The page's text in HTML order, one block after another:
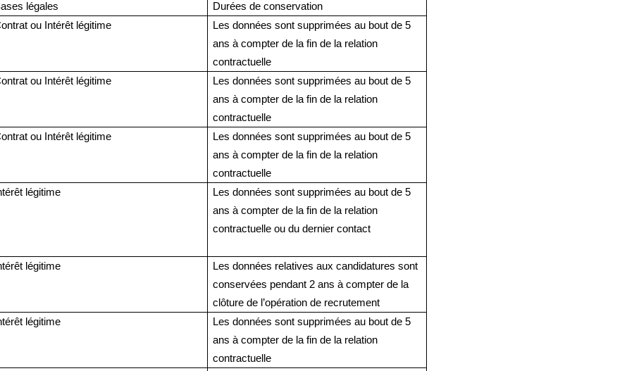
s légales Durées de conservation
ou Intérêt légitime
Les données sont supprimées au bout de 5
ans à compter de la fin de la relation
contractuelle
ou Intérêt légitime
Les données sont supprimées au bout de 5
ans à compter de la fin de la relation
contractuelle
ou Intérêt légitime
Les données sont supprimées au bout de 5
ans à compter de la fin de la relation
contractuelle
légitime
Les données sont supprimées au bout de 5
ans à compter de la fin de la relation
contractuelle ou du dernier contact
légitime
Les données relatives aux candidatures sont
conservées pendant 2 ans à compter de la
clôture de l’opération de recrutement
légitime
Les données sont supprimées au bout de 5
ans à compter de la fin de la relation
contractuelle